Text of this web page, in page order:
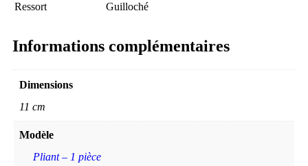
Ressort
Guilloché
Informations complémentaires
Dimensions
11 cm
Modèle
Pliant – 1 pièce